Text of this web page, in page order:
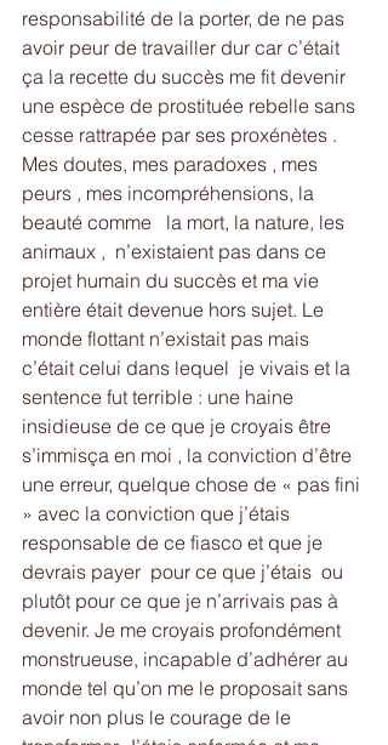
responsabilité de la porter, de ne pas
avoir peur de travailler dur car c’était
ça la recette du succès me fit devenir
une espèce de prostituée rebelle sans
cesse rattrapée par ses proxénètes .
Mes doutes, mes paradoxes , mes
peurs , mes incompréhensions, la
beauté comme   la mort, la nature, les
animaux ,  n’existaient pas dans ce
projet humain du succès et ma vie
entière était devenue hors sujet. Le
monde flottant n’existait pas mais
c’était celui dans lequel  je vivais et la
sentence fut terrible : une haine
insidieuse de ce que je croyais être
s’immisça en moi , la conviction d’être
une erreur, quelque chose de « pas fini
» avec la conviction que j’étais
responsable de ce fiasco et que je
devrais payer  pour ce que j’étais  ou
plutôt pour ce que je n’arrivais pas à
devenir. Je me croyais profondément
monstrueuse, incapable d’adhérer au
monde tel qu’on me le proposait sans
avoir non plus le courage de le